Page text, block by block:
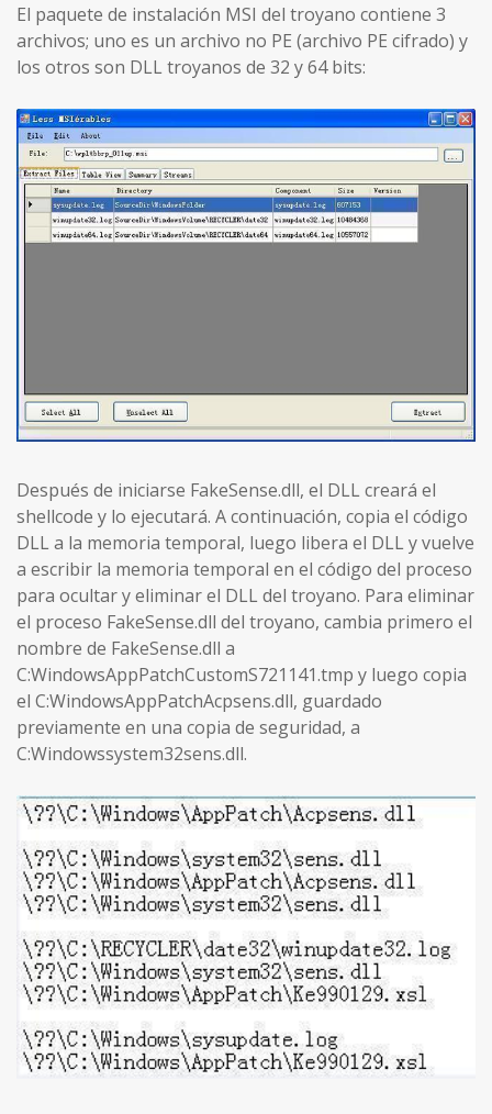
El paquete de instalación MSI del troyano contiene 3
archivos; uno es un archivo no PE (archivo PE cifrado) y
los otros son DLL troyanos de 32 y 64 bits:
Después de iniciarse FakeSense.dll, el DLL creará el
shellcode y lo ejecutará. A continuación, copia el código
DLL a la memoria temporal, luego libera el DLL y vuelve
a escribir la memoria temporal en el código del proceso
para ocultar y eliminar el DLL del troyano. Para eliminar
el proceso FakeSense.dll del troyano, cambia primero el
nombre de FakeSense.dll a
C:WindowsAppPatchCustomS721141.tmp y luego copia
el C:WindowsAppPatchAcpsens.dll, guardado
previamente en una copia de seguridad, a
C:Windowssystem32sens.dll.